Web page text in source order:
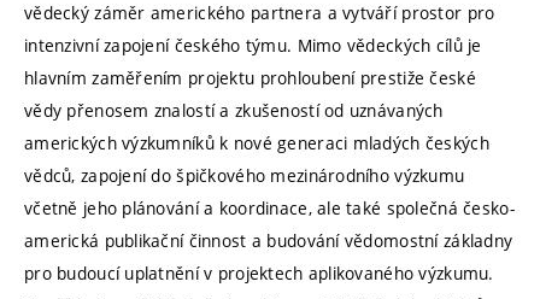
vědecký záměr amerického partnera a vytváří prostor pro
intenzivní zapojení českého týmu. Mimo vědeckých cílů je
hlavním zaměřením projektu prohloubení prestiže české
vědy přenosem znalostí a zkušeností od uznávaných
amerických výzkumníků k nové generaci mladých českých
vědců, zapojení do špičkového mezinárodního výzkumu
včetně jeho plánování a koordinace, ale také společná česko-
americká publikační činnost a budování vědomostní základny
pro budoucí uplatnění v projektech aplikovaného výzkumu.